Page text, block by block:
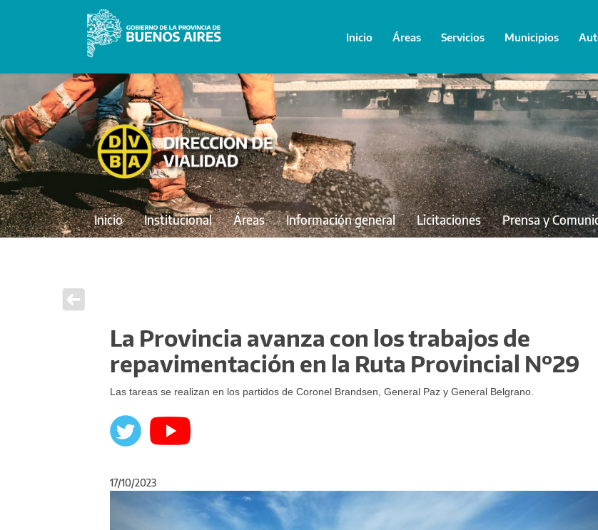
Inicio Áreas Servicios Municipios
Inicio Institucional Áreas Información general Licitaciones Prensa y
La Provincia avanza con los trabajos de
repavimentación en la Ruta Provincial Nº29
Las tareas se realizan en los partidos de Coronel Brandsen, General Paz y General Belgrano.
17/10/2023
Anterior